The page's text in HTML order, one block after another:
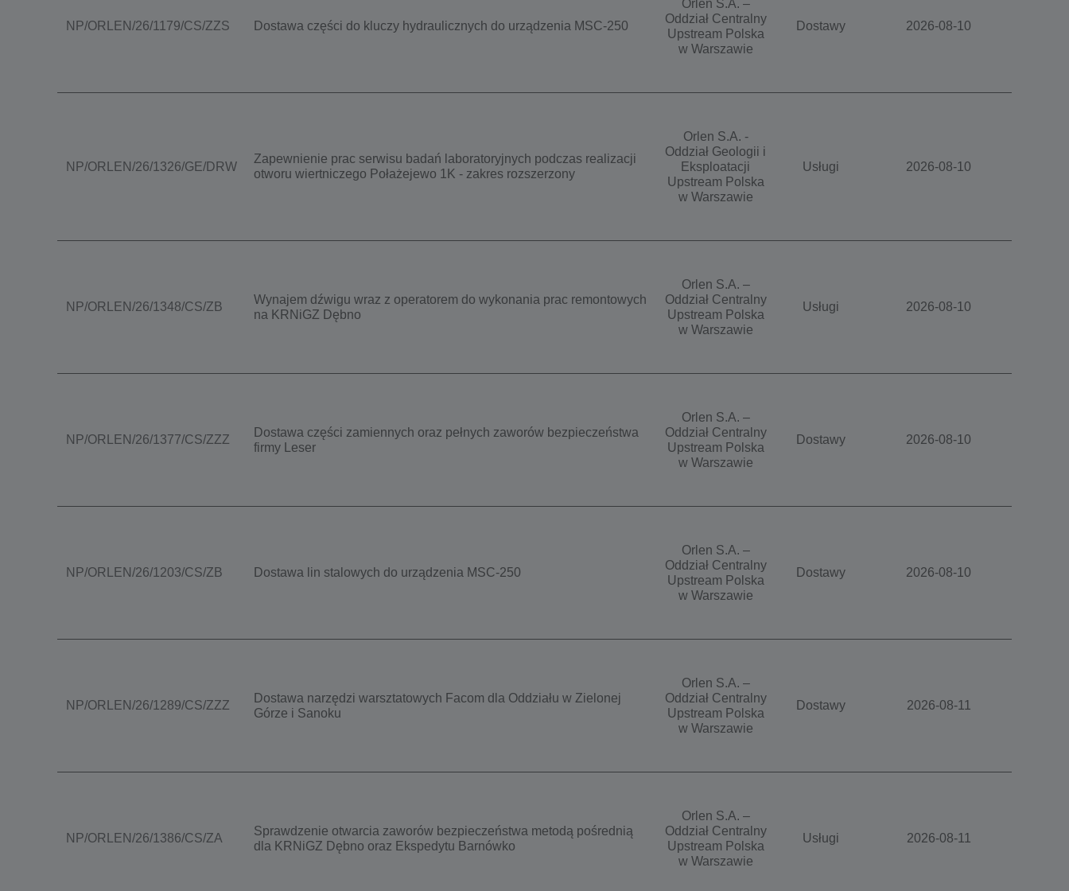
NP/ORLEN/26/1179/CS/ZZS Dostawa części do kluczy hydraulicznych do urządzenia MSC-250
Orlen S.A. –
Oddział Centralny
Upstream Polska
w Warszawie
Dostawy 2026-08-10
NP/ORLEN/26/1326/GE/DRW
Zapewnienie prac serwisu badań laboratoryjnych podczas realizacji
otworu wiertniczego Połażejewo 1K - zakres rozszerzony
Orlen S.A. -
Oddział Geologii i
Eksploatacji
Upstream Polska
w Warszawie
Usługi 2026-08-10
NP/ORLEN/26/1348/CS/ZB
Wynajem dźwigu wraz z operatorem do wykonania prac remontowych
na KRNiGZ Dębno
Orlen S.A. –
Oddział Centralny
Upstream Polska
w Warszawie
Usługi 2026-08-10
NP/ORLEN/26/1377/CS/ZZZ
Dostawa części zamiennych oraz pełnych zaworów bezpieczeństwa
firmy Leser
Orlen S.A. –
Oddział Centralny
Upstream Polska
w Warszawie
Dostawy 2026-08-10
NP/ORLEN/26/1203/CS/ZB Dostawa lin stalowych do urządzenia MSC-250
Orlen S.A. –
Oddział Centralny
Upstream Polska
w Warszawie
Dostawy 2026-08-10
NP/ORLEN/26/1289/CS/ZZZ
Dostawa narzędzi warsztatowych Facom dla Oddziału w Zielonej
Górze i Sanoku
Orlen S.A. –
Oddział Centralny
Upstream Polska
w Warszawie
Dostawy 2026-08-11
NP/ORLEN/26/1386/CS/ZA
Sprawdzenie otwarcia zaworów bezpieczeństwa metodą pośrednią
dla KRNiGZ Dębno oraz Ekspedytu Barnówko
Orlen S.A. –
Oddział Centralny
Upstream Polska
w Warszawie
Usługi 2026-08-11